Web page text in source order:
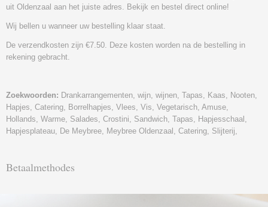
uit Oldenzaal aan het juiste adres. Bekijk en bestel direct online!
Wij bellen u wanneer uw bestelling klaar staat.
De verzendkosten zijn €7.50. Deze kosten worden na de bestelling in
rekening gebracht.
Zoekwoorden: Drankarrangementen, wijn, wijnen, Tapas, Kaas, Nooten,
Hapjes, Catering, Borrelhapjes, Vlees, Vis, Vegetarisch, Amuse,
Hollands, Warme, Salades, Crostini, Sandwich, Tapas, Hapjesschaal,
Hapjesplateau, De Meybree, Meybree Oldenzaal, Catering, Slijterij,
Betaalmethodes